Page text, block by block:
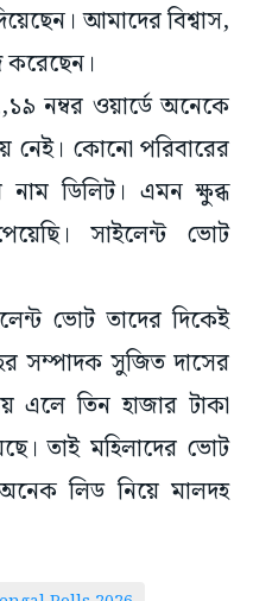
আমাদের বিশ্বাস,
করেছেন।
নম্বর ওয়ার্ডে অনেকে
নেই। কোনো পরিবারের
ডিলিট। এমন ক্ষুব্ধ
সাইলেন্ট ভোট
ভোট তাদের দিকেই
সম্পাদক সুজিত দাসের
এলে তিন হাজার টাকা
তাই মহিলাদের ভোট
লিড নিয়ে মালদহ